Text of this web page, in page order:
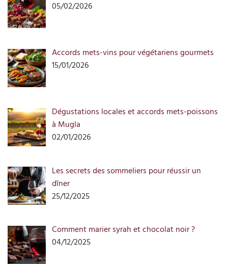
05/02/2026
Accords mets-vins pour végétariens gourmets
15/01/2026
Dégustations locales et accords mets-poissons
à Mugla
02/01/2026
Les secrets des sommeliers pour réussir un
dîner
25/12/2025
Comment marier syrah et chocolat noir ?
04/12/2025